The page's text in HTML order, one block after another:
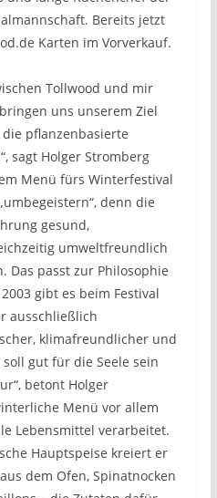
Bereits jetzt
Karten im Vorverkauf.
Tollwood und mir
uns unserem Ziel
pflanzenbasierte
sagt Holger Stromberg
Menü fürs Winterfestival
denn die
gesund,
umweltfreundlich
Das passt zur Philosophie
gibt es beim Festival
ausschließlich
klimafreundlicher und
gut für die Seele sein
betont Holger
Menü vor allem
Lebensmittel verarbeitet.
Hauptspeise kreiert er
dem Ofen, Spinatnocken